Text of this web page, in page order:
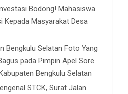
Bodong! Mahasiswa
Kepada Masyarakat Desa
Bengkulu Selatan Foto Yang
pada Pimpin Apel Sore
Bengkulu Selatan
STCK, Surat Jalan